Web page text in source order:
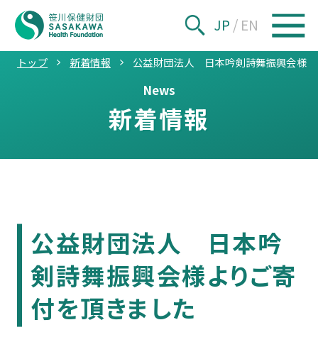
JP / EN
トップ 新着情報 公益財団法人 日本吟剣詩舞振興会様
News
新着情報
公益財団法人 日本吟
剣詩舞振興会様よりご寄
付を頂きました